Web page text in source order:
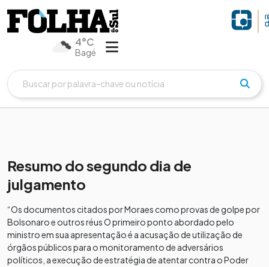
4°C
Bagé
Resumo do segundo dia de
julgamento
“Os documentos citados por Moraes como provas de golpe por
Bolsonaro e outros réus O primeiro ponto abordado pelo
ministro em sua apresentação é a acusação de utilização de
órgãos públicos para o monitoramento de adversários
políticos, a execução de estratégia de atentar contra o Poder